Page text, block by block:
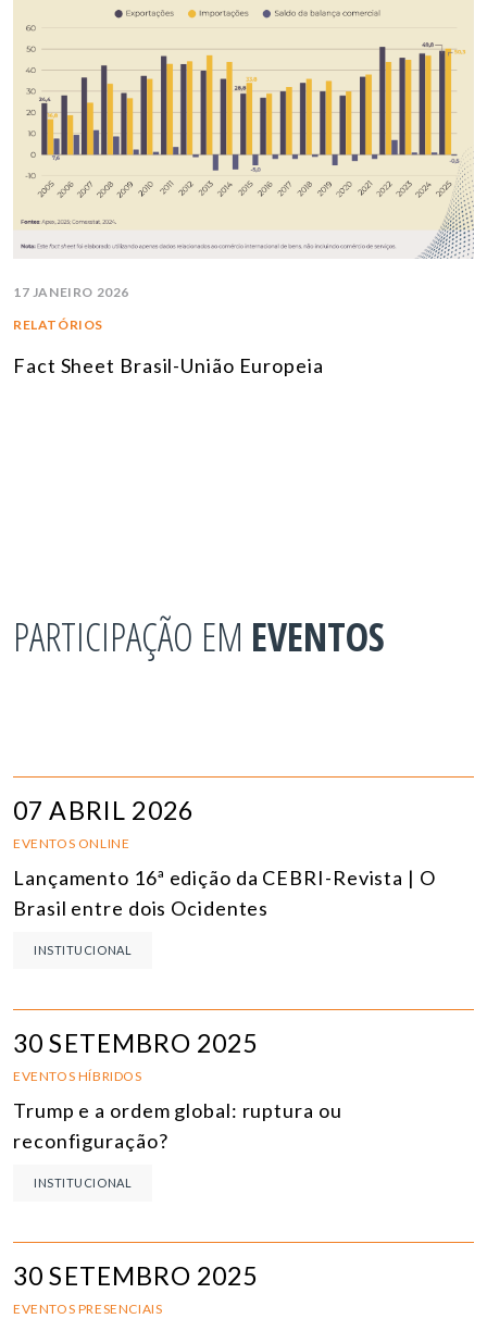
17 JANEIRO 2026
RELATÓRIOS
Fact Sheet Brasil-União Europeia
PARTICIPAÇÃO EM EVENTOS
07 ABRIL 2026
EVENTOS ONLINE
Lançamento 16ª edição da CEBRI-Revista | O
Brasil entre dois Ocidentes
INSTITUCIONAL
30 SETEMBRO 2025
EVENTOS HÍBRIDOS
Trump e a ordem global: ruptura ou
reconfiguração?
INSTITUCIONAL
30 SETEMBRO 2025
EVENTOS PRESENCIAIS